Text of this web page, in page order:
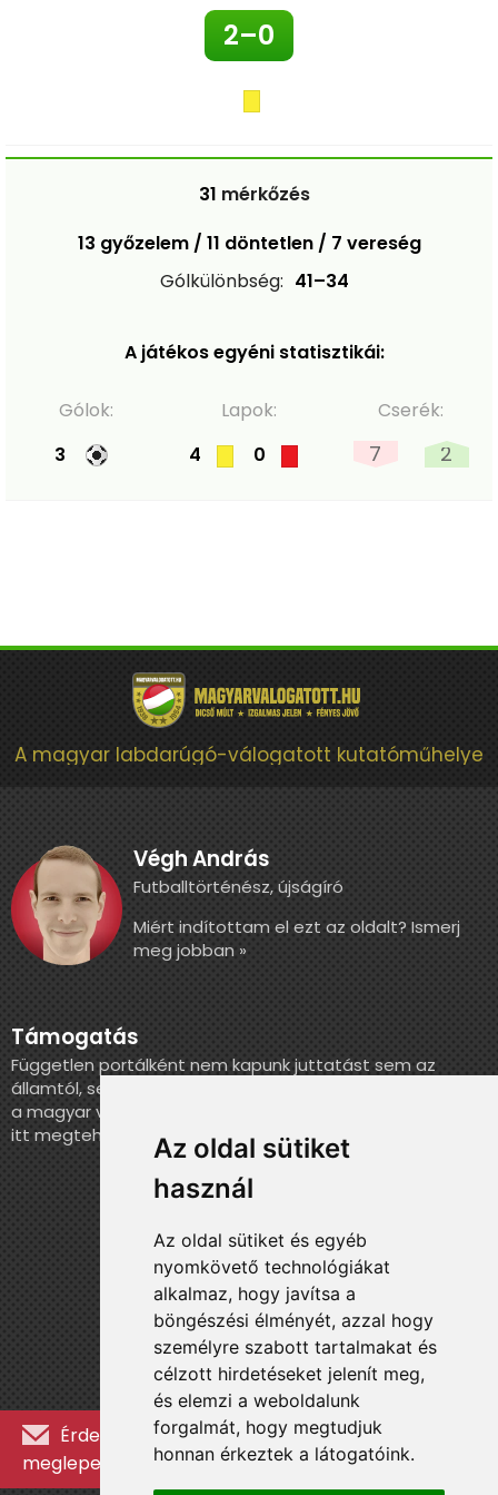
Az oldal sütiket
használ
Az oldal sütiket és egyéb
nyomkövető technológiákat
alkalmaz, hogy javítsa a
böngészési élményét, azzal hogy
személyre szabott tartalmakat és
célzott hirdetéseket jelenít meg,
és elemzi a weboldalunk
forgalmát, hogy megtudjuk
honnan érkeztek a látogatóink.
2–0
31 mérkőzés
13 győzelem / 11 döntetlen / 7 vereség
Gólkülönbség: 41–34
A játékos egyéni statisztikái:
Gólok:
3
Lapok:
4
0
Cserék:
7 2
A magyar labdarúgó-válogatott kutatóműhelye
Végh András
Futballtörténész, újságíró
Miért indítottam el ezt az oldalt? Ismerj
meg jobban »
Támogatás
Független portálként nem kapunk juttatást sem az
államtól, sem más szervezettől. Ha szeretnél segíteni
a magyar válogatott történelmének feldolgozásában,
itt megteheted.
Érdekességekért, kulisszatitkokért és
meglepetésekért iratkozz fel a hírlevélre »